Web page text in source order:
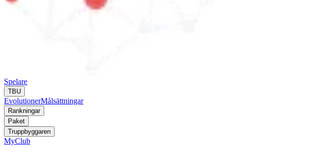
Spelare
TBU
EvolutionerMålsättningar
Rankningar
Paket
Truppbyggaren
MyClub